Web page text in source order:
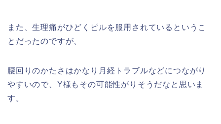
また、生理痛がひどくピルを服用されているというこ
とだったのですが、
腰回りのかたさはかなり月経トラブルなどにつながり
やすいので、Y様もその可能性がりそうだなと思いま
す。